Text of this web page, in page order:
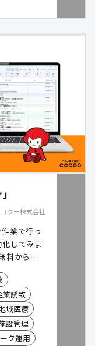
コクー株式会社
業で行っ
してみま
料から利
業誘致
域医療
設管理
ク運用